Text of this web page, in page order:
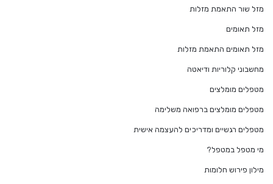
מזל שור התאמת מזלות
מזל תאומים
מזל תאומים התאמת מזלות
מחשבוני קלוריות ודיאטה
מטפלים מומלצים
מטפלים מומלצים ברפואה משלימה
מטפלים רגשיים ומדריכים להעצמה אישית
מי מטפל במטפל?
מילון פירוש חלומות